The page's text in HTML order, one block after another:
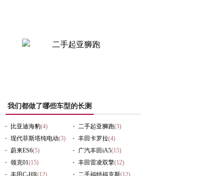
我们都做了哪些车型的长测
比亚迪海豹(4) 二手起亚狮跑(3)
现代菲斯塔纯电动(3) 丰田卡罗拉(4)
蔚来ES6(5) 广汽丰田iA5(15)
领克01(15) 丰田雷凌双擎(12)
丰田C-HR(12) 二手福特福克斯(12)